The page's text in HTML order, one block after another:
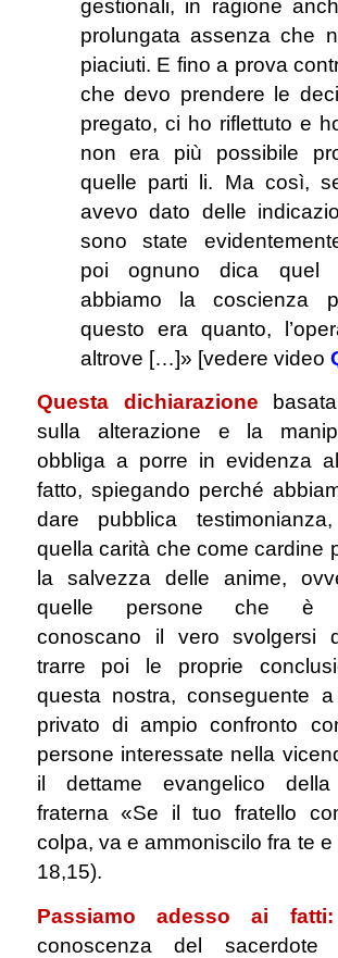
gestionali, in ragione
prolungata assenza che
piaciuti. E fino a prova
che devo prendere le
pregato, ci ho riflettuto e
non era più possibile
quelle parti li. Ma così,
avevo dato delle
sono state
poi ognuno dica quel
abbiamo la coscienza
questo era quanto,
altrove […]» [vedere video
Questa dichiarazione
sulla alterazione e la
obbliga a porre in evidenza
fatto, spiegando perché
dare pubblica
quella carità che come cardine
la salvezza delle anime,
quelle persone che è
conoscano il vero svolgersi
trarre poi le proprie
questa nostra, conseguente
privato di ampio confronto
persone interessate nella
il dettame evangelico della
fraterna «Se il tuo fratello
colpa, va e ammoniscilo fra te e
18,15).
Passiamo adesso ai fatti:
conoscenza del sacerdote